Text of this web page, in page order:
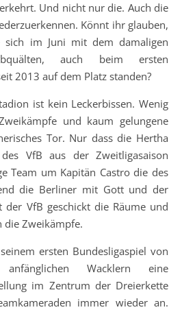
Und nicht nur die. Auch die
Könnt ihr glauben,
sich im Juni mit dem damaligen
auch beim ersten
2013 auf dem Platz standen?
ist kein Leckerbissen. Wenig
und kaum gelungene
Tor. Nur dass die Hertha
VfB aus der Zweitligasaison
Team um Kapitän Castro die des
die Berliner mit Gott und der
VfB geschickt die Räume und
die Zweikämpfe.
ersten Bundesligaspiel von
Wacklern eine
im Zentrum der Dreierkette
immer wieder an.